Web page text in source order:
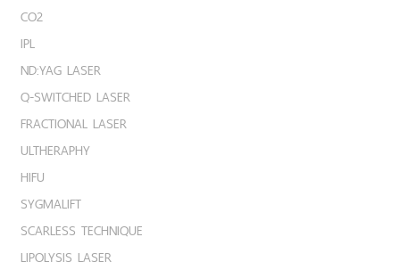
CO2
IPL
ND:YAG LASER
Q-SWITCHED LASER
FRACTIONAL LASER
ULTHERAPHY
HIFU
SYGMALIFT
SCARLESS TECHNIQUE
LIPOLYSIS LASER